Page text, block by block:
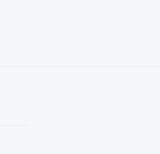
banyak orang mencari cara